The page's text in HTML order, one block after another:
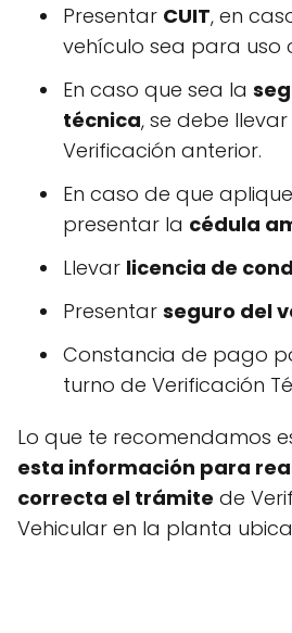
Presentar CUIT, en
vehículo sea para uso
En caso que sea la
técnica, se debe
Verificación anterior.
En caso de que
presentar la cédula
Llevar licencia de
Presentar seguro del
Constancia de pago
turno de Verificación
Lo que te recomendamos
esta información para
correcta el trámite de
Vehicular en la planta